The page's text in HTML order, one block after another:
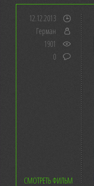
12.12.2013
Герман
1901
0
СМОТРЕТЬ ФИЛЬМ